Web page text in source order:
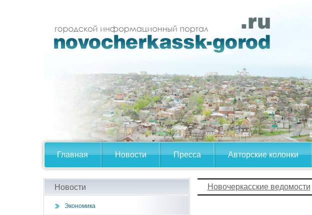
Главная Новости Пресса Авторские колонки
Новости
Экономика
Новочеркасские ведомости